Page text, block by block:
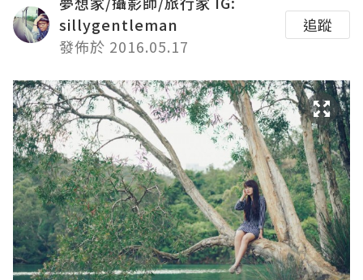
sillygentleman
發佈於 2016.05.17
追蹤